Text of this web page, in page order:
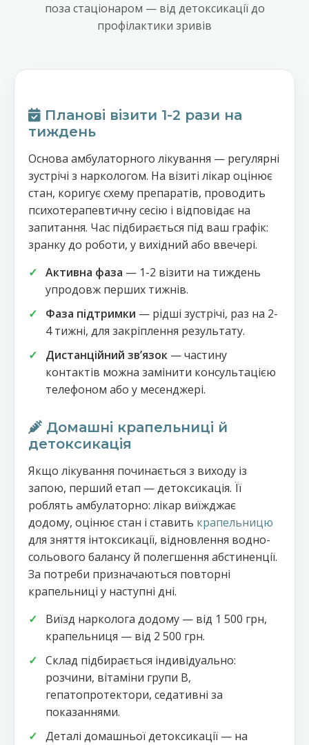
поза стаціонаром — від детоксикації до
профілактики зривів
Планові візити 1-2 рази на
тиждень
Основа амбулаторного лікування — регулярні
зустрічі з наркологом. На візиті лікар оцінює
стан, коригує схему препаратів, проводить
психотерапевтичну сесію і відповідає на
запитання. Час підбирається під ваш графік:
зранку до роботи, у вихідний або ввечері.
Активна фаза — 1-2 візити на тиждень
упродовж перших тижнів.
Фаза підтримки — рідші зустрічі, раз на 2-
4 тижні, для закріплення результату.
Дистанційний звʼязок — частину
контактів можна замінити консультацією
телефоном або у месенджері.
Домашні крапельниці й
детоксикація
Якщо лікування починається з виходу із
запою, перший етап — детоксикація. Її
роблять амбулаторно: лікар виїжджає
додому, оцінює стан і ставить крапельницю
для зняття інтоксикації, відновлення водно-
сольового балансу й полегшення абстиненції.
За потреби призначаються повторні
крапельниці у наступні дні.
Виїзд нарколога додому — від 1 500 грн,
крапельниця — від 2 500 грн.
Склад підбирається індивідуально:
розчини, вітаміни групи B,
гепатопротектори, седативні за
показаннями.
Деталі домашньої детоксикації — на